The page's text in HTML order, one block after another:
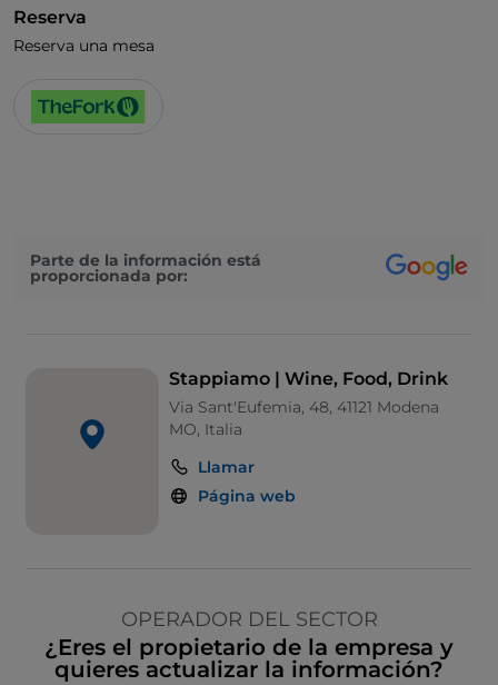
Reserva
Reserva una mesa
Parte de la información está
proporcionada por:
Stappiamo | Wine, Food, Drink
Via Sant'Eufemia, 48, 41121 Modena
MO, Italia
Llamar
Página web
OPERADOR DEL SECTOR
¿Eres el propietario de la empresa y
quieres actualizar la información?